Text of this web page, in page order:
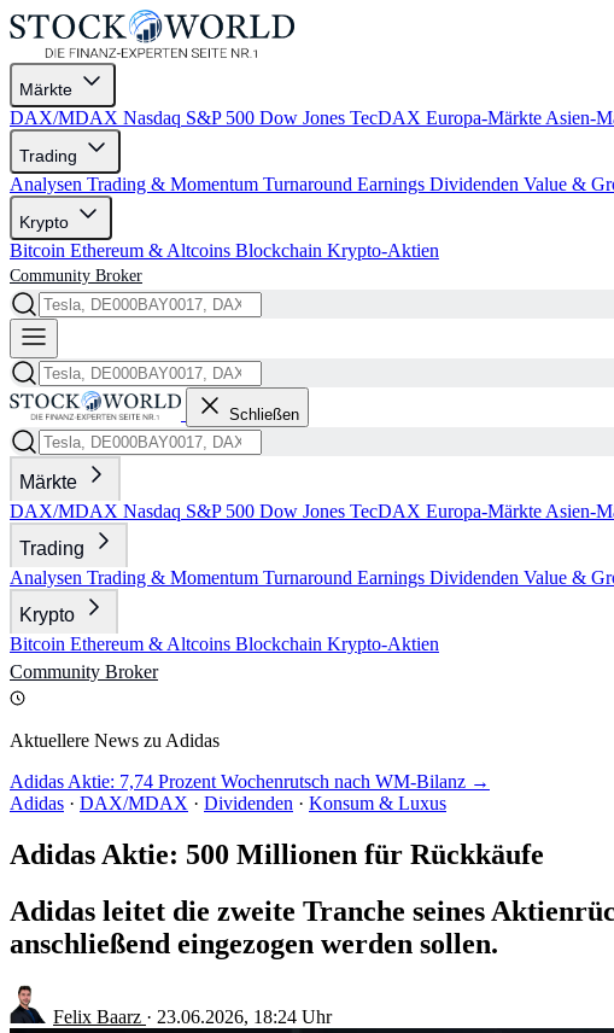
Märkte
DAX/MDAX Nasdaq S&P 500 Dow Jones TecDAX Europa-Märkte Asien-
Trading
Analysen Trading & Momentum Turnaround Earnings Dividenden Value &
Krypto
Bitcoin Ethereum & Altcoins Blockchain Krypto-Aktien
Community Broker
Schließen
Märkte
DAX/MDAX Nasdaq S&P 500 Dow Jones TecDAX Europa-Märkte Asien-
Trading
Analysen Trading & Momentum Turnaround Earnings Dividenden Value &
Krypto
Bitcoin Ethereum & Altcoins Blockchain Krypto-Aktien
Community Broker
Aktuellere News zu Adidas
Adidas Aktie: 7,74 Prozent Wochenrutsch nach WM-Bilanz →
Adidas · DAX/MDAX · Dividenden · Konsum & Luxus
Adidas Aktie: 500 Millionen für Rückkäufe
Adidas leitet die zweite Tranche seines
anschließend eingezogen werden sollen.
Felix Baarz · 23.06.2026, 18:24 Uhr